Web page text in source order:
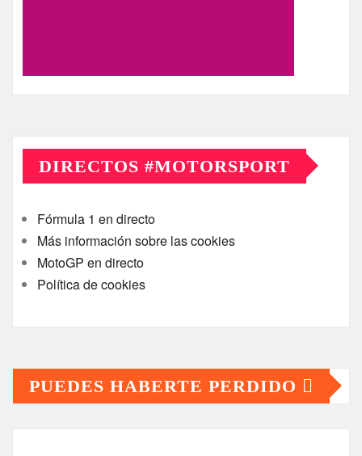
DIRECTOS #MOTORSPORT
Fórmula 1 en directo
Más información sobre las cookies
MotoGP en directo
Política de cookies
PUEDES HABERTE PERDIDO